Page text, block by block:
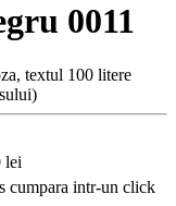
0011
textul 100 litere
lei
cumpara intr-un click